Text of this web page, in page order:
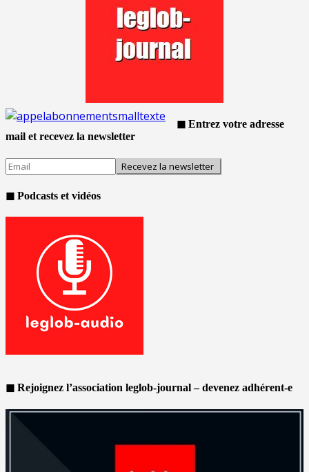
◼ Entrez votre adresse
mail et recevez la newsletter
◼ Podcasts et vidéos
◼ Rejoignez l’association leglob-journal – devenez adhérent-e